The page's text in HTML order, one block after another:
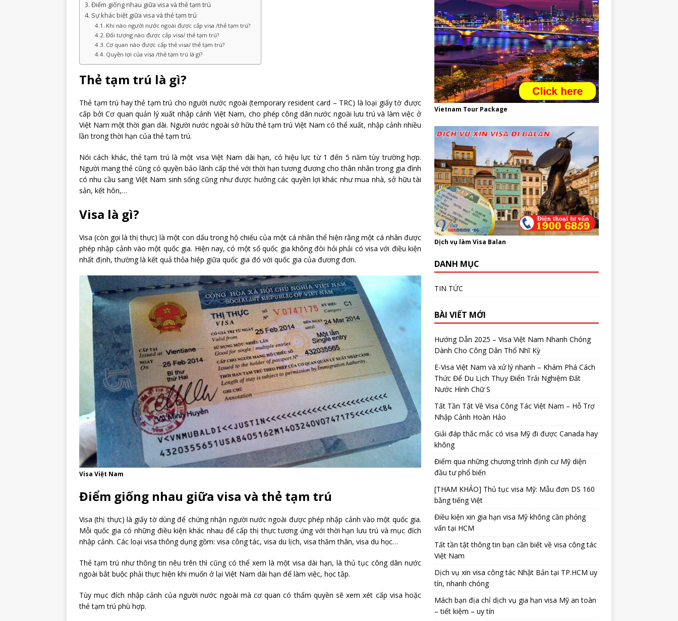
Điểm giống nhau giữa visa và thẻ tạm trú
Sự khác biệt giữa visa và thẻ tạm trú
Khi nào người nước ngoài được cấp visa /thẻ tạm trú?
Đối tượng nào được cấp visa/ thẻ tạm trú?
Cơ quan nào được cấp thẻ visa/ thẻ tạm trú?
Quyền lợi của visa /thẻ tạm trú là gì?
Thẻ tạm trú là gì?
Thẻ tạm trú hay thẻ tạm trú cho người nước ngoài (temporary resident card – TRC) là loại giấy tờ được
cấp bởi Cơ quan quản lý xuất nhập cảnh Việt Nam, cho phép công dân nước ngoài lưu trú và làm việc ở
Việt Nam một thời gian dài. Người nước ngoài sở hữu thẻ tạm trú Việt Nam có thể xuất, nhập cảnh nhiều
lần trong thời hạn của thẻ tạm trú.
Nói cách khác, thẻ tạm trú là một visa Việt Nam dài hạn, có hiệu lực từ 1 đến 5 năm tùy trường hợp.
Người mang thẻ cũng có quyền bảo lãnh cấp thẻ với thời hạn tương đương cho thân nhân trong gia đình
có nhu cầu sang Việt Nam sinh sống cũng như được hưởng các quyền lợi khác như mua nhà, sở hữu tài
sản, kết hôn,…
Visa là gì?
Visa (còn gọi là thị thực) là một con dấu trong hộ chiếu của một cá nhân thể hiện rằng một cá nhân được
phép nhập cảnh vào một quốc gia. Hiện nay, có một số quốc gia không đòi hỏi phải có visa với điều kiện
nhất định, thường là kết quả thỏa hiệp giữa quốc gia đó với quốc gia của đương đơn.
Visa Việt Nam
Điểm giống nhau giữa visa và thẻ tạm trú
Visa (thị thực) là giấy tờ dùng để chứng nhận người nước ngoài được phép nhập cảnh vào một quốc gia.
Mỗi quốc gia có những điều kiện khác nhau để cấp thị thực tương ứng với thời hạn lưu trú và mục đích
nhập cảnh. Các loại visa thông dụng gồm: visa công tác, visa du lịch, visa thăm thân, visa du học…
Thẻ tạm trú như thông tin nêu trên thì cũng có thể xem là một visa dài hạn, là thủ tục công dân nước
ngoài bắt buộc phải thực hiện khi muốn ở lại Việt Nam dài hạn để làm việc, học tập.
Tùy mục đích nhập cảnh của người nước ngoài mà cơ quan có thẩm quyền sẽ xem xét cấp visa hoặc
thẻ tạm trú phù hợp.
Vietnam Tour Package
Dịch vụ làm Visa Balan
DANH MỤC
TIN TỨC
BÀI VIẾT MỚI
Hướng Dẫn 2025 – Visa Việt Nam Nhanh Chóng
Dành Cho Công Dân Thổ Nhĩ Kỳ
E-Visa Việt Nam và xử lý nhanh – Khám Phá Cách
Thức Để Du Lịch Thụy Điển Trải Nghiệm Đất
Nước Hình Chữ S
Tất Tần Tật Về Visa Công Tác Việt Nam – Hỗ Trợ
Nhập Cảnh Hoàn Hảo
Giải đáp thắc mắc có visa Mỹ đi được Canada hay
không
Điểm qua những chương trình định cư Mỹ diện
đầu tư phổ biến
[THAM KHẢO] Thủ tục visa Mỹ: Mẫu đơn DS 160
bằng tiếng Việt
Điều kiện xin gia hạn visa Mỹ không cần phỏng
vấn tại HCM
Tất tần tật thông tin bạn cần biết về visa công tác
Việt Nam
Dịch vụ xin visa công tác Nhật Bản tại TP.HCM uy
tín, nhanh chóng
Mách bạn địa chỉ dịch vụ gia hạn visa Mỹ an toàn
– tiết kiệm – uy tín